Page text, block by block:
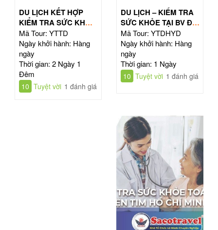
DU LỊCH KẾT HỢP
KIỂM TRA SỨC KHỎE
TOÀN DIỆN
Mã Tour: YTTD
Ngày khởi hành: Hàng
ngày
Thời gian: 2 Ngày 1
Đêm
10 Tuyệt vời 1 đánh giá
DU LỊCH – KIỂM TRA
SỨC KHỎE TẠI BV ĐẠI
HỌC Y DƯỢC TPHCM
Mã Tour: YTDHYD
Ngày khởi hành: Hàng
ngày
Thời gian: 1 Ngày
10 Tuyệt vời 1 đánh giá